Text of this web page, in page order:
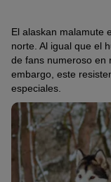
El alaskan malamute
norte. Al igual que el
de fans numeroso en
embargo, este
especiales.